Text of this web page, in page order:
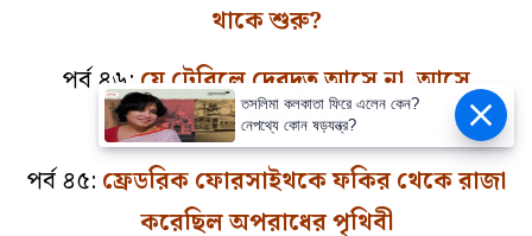
থাকে শুরু?
পর্ব ৪৬:যে টেবিলে দেবদূত আসে না, আসে
শিল্পের অপূর্ব শয়তান
পর্ব ৪৫: ফ্রেডরিক ফোরসাইথকে ফকির থেকে রাজা
করেছিল অপরাধের পৃথিবী
তসলিমা কলকাতা ফিরে এলেন কেন?
নেপথ্যে কোন ষড়যন্ত্র?